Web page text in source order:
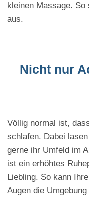
kleinen Massage.
aus.
Nicht nur
Völlig normal ist,
schlafen. Dabei
gerne ihr Umfeld im
ist ein erhöhtes
Liebling. So kann
Augen die